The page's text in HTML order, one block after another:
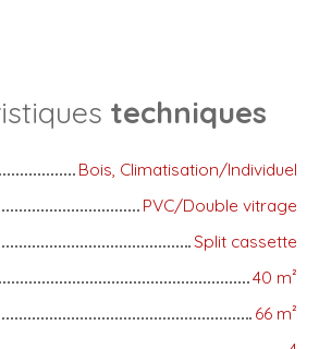
techniques
Bois, Climatisation/Individuel
PVC/Double vitrage
Split cassette
40 m²
66 m²